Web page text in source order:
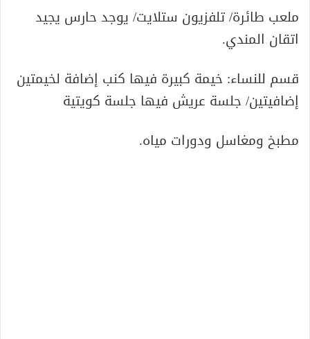
ملعب طائرة/ تلفزيون ستلايت/ يوجد حارس يجيد
اتقان المندي.
قسم للنساء: خيمة كبيرة فيها كنب إضافة لخيمتين
إضافيتين/ جلسة عريش فيها جلسة كويتية
مطبخ ومغاسل ودورات مياه.